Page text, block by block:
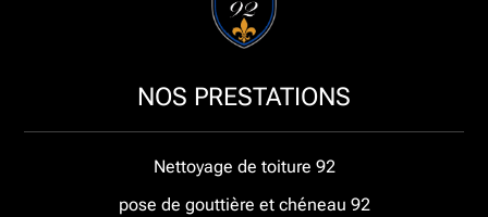
NOS PRESTATIONS
Nettoyage de toiture 92
pose de gouttière et chéneau 92